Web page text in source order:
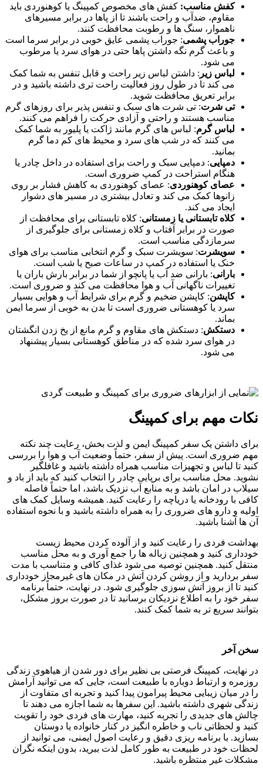
کفش مناسب: کفش‌ های مخصوص کمپینگ یا کوهنوردی باید
مقاوم، ضدآب و راحت باشند تا از پاها در برابر مسیرهای
ناهموار، سنگ ‌ها و رطوبت محافظت کنند.
جوراب پشمی: جوراب پشمی عایق خوبی در برابر سرما است
و باعث گرم نگه داشتن پاها حتی در هوای سرد یا مرطوب
می ‌شود.
لباس زیر : داشتن لباس زیر راحت و قابل تنفس به شما کمک
می‌ کند تا در طول روز فعالیت راحت‌ تری داشته باشید و در
برابر تعریق محافظت شوید.
تی‌ شرت: تی‌ شرت ‌های سبک و تنفس‌ پذیر برای روزهای گرم
مناسب هستند و راحتی و آزادی حرکت را فراهم می ‌کنند.
لباس گرم: لباس ‌های گرم مانند ژاکت یا پلیور به شما کمک
می‌ کنند که در شب‌ های سرد و محیط‌ های کم ‌دما گرم
بمانید.
دمپایی: دمپایی سبک و راحت برای استفاده در داخل چادر یا
هنگام استراحت در کمپ ضروری است.
عصای کوهنوردی: عصای کوهنوردی به کاهش فشار بر روی
زانوها کمک می‌ کند و تعادل بیشتری در مسیر های دشوار
ایجاد می ‌کند.
کلاه تابستانی یا زمستانی: کلاه تابستانی برای محافظت از
صورت در برابر آفتاب و کلاه زمستانی برای جلوگیری از
سرمازدگی مناسب است.
سویشرت: سویشرت سبک و گرم انتخابی مناسب برای هوای
خنک یا استفاده در کمپ در ساعات صبح یا شب است.
بارانی: بارانی ضد آب یا پانچو از شما در برابر بارش باران یا
تغییرات ناگهانی آب‌ و هوا محافظت می ‌کند و ضروری است.
کاپشن: کاپشن ضخیم و گرم برای شرایط آب ‌و هوایی بسیار
سرد یا کوهستانی ضروری است تا بدن به خوبی از سرما ایمن
بماند.
دستکش: دستکش‌ های مقاوم و گرم مانع از یخ زدن انگشتان
در هوای سرد شده که در مناطق کوهستانی بسیار پیشنهاد
می شود.
نکات مهم برای کمپینگ
برای داشتن یک سفر کمپینگ ایمن و لذت ‌بخش، رعایت چند نکته
مهم ضروری است. پیش از سفر، حتماً وضعیت آب ‌و هوا را بررسی
کنید تا لباس و تجهیزات مناسب همراه داشته باشید و غافلگیر
نشوید. محل مناسب برای برپایی چادر را انتخاب کنید که باید از باد و
سیلاب در امان باشد و به منابع آب نزدیک باشد، اما حتماً فاصله
کافی با رودخانه یا دریاچه را رعایت کنید. همیشه وسایل کمک‌ های
اولیه و دارو های ضروری را به همراه داشته باشید و با نحوه استفاده
آن ‌ها آشنا باشید.
بهداشت فردی را رعایت کنید و از آلوده‌ کردن محیط زیست
خودداری کنید و همچنین زباله‌ ها را جمع ‌آوری و به محل مناسب
منتقل کنید. همچنین توصیه می ‌شود غذای کافی و متناسب با مدت
سفر بردارید و از روشن کردن آتش در مکان‌ های غیرمجاز خودداری
کنید تا از بروز آتش ‌سوزی جلوگیری شود. در نهایت، حتماً برنامه
سفر خود را به اطلاع نزدیکان برسانید تا در صورت بروز مشکل،
بتوانند سریع ‌تر به شما کمک کنند.
سخن آخر
در نهایت، کمپینگ فرصتی بی ‌نظیر برای دور شدن از هیاهوی زندگی
روزمره و ارتباط دوباره با طبیعت است، جایی که می‌ توانید آرامش
را در میان زیبایی محیط پیرامون پیدا کنید و تجربه‌ ای متفاوت از
زندگی شهری داشته باشید. این سفرها به شما اجازه می‌ دهند تا
چالش‌ های جدیدی را تجربه کنید، مهارت‌ های فردی خود را تقویت
کنید و لحظاتی ناب و خاطره‌ انگیز در کنار خانواده یا دوستان
بسازید. با برنامه‌ ریزی دقیق و رعایت اصول ایمنی، می ‌توانید از
لحظات خود در طبیعت به ‌طور کامل لذت ببرید، بدون اینکه نگران
مشکلات غیر منتظره باشید.